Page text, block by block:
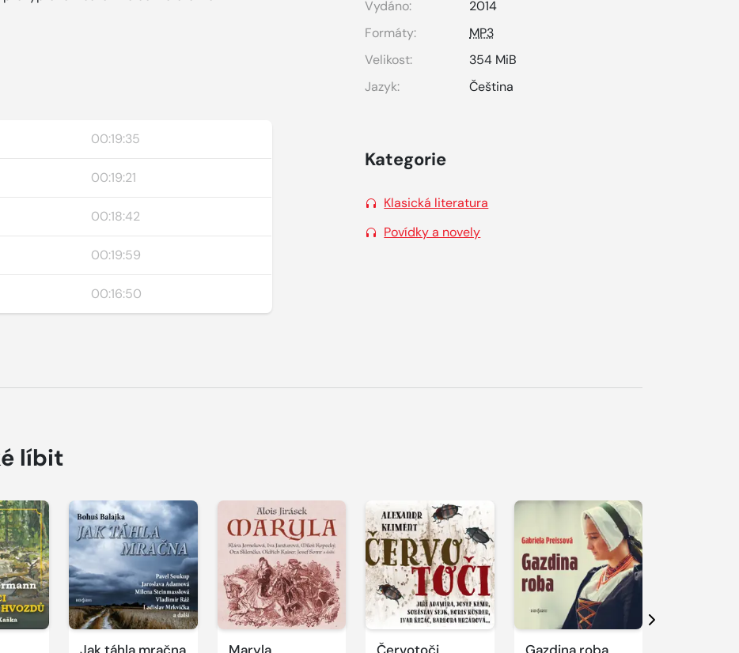
00:19:35
00:19:21
00:18:42
00:19:59
00:16:50
Vydáno:
2014
Formáty:
MP3
Velikost:
354 MiB
Jazyk:
Čeština
Kategorie
Klasická literatura
Povídky a novely
líbit
Jak táhla mračna
Přehrát
ukázku
Maryla
Přehrát
ukázku
Červotoči
Přehrát
ukázku
Gazdina roba
Přehrát
Další